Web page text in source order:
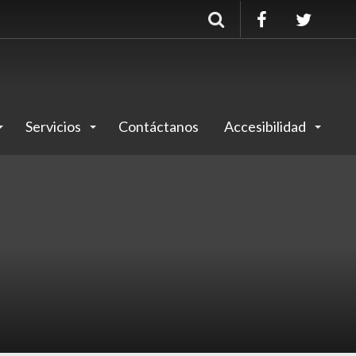
Servicios Contáctanos Accesibilidad